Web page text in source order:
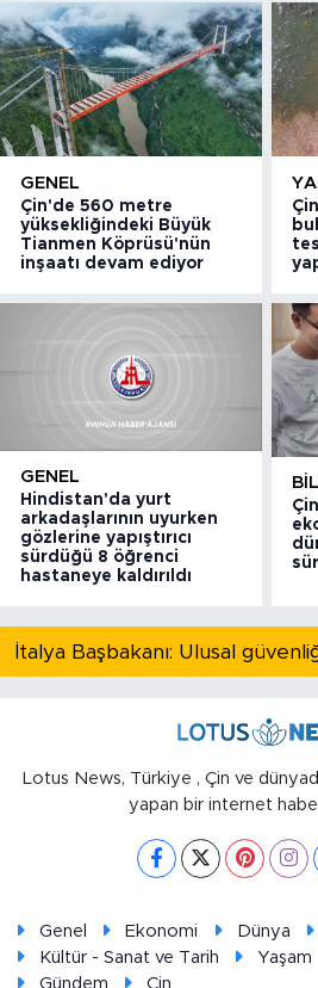
GENEL
Çin'de 560 metre
yüksekliğindeki Büyük
Tianmen Köprüsü'nün
inşaatı devam ediyor
GENEL
Hindistan'da yurt
arkadaşlarının uyurken
gözlerine yapıştırıcı
sürdüğü 8 öğrenci
hastaneye kaldırıldı
Lotus News, Türkiye , Çin ve
yapan bir internet
Genel Ekonomi Dünya
Kültür - Sanat ve Tarih
Yaşam
Gündem
Çin